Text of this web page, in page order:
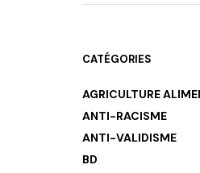
CATÉGORIES
AGRICULTURE
ANTI-RACISME
ANTI-VALIDISME
BD